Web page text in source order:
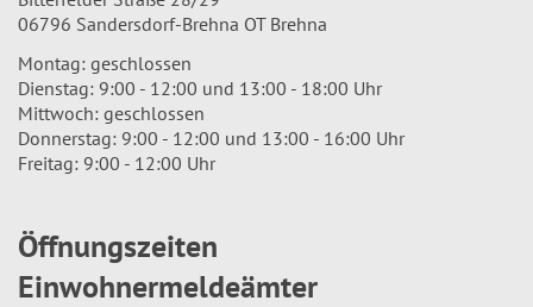
06796 Sandersdorf-Brehna OT Brehna
Montag: geschlossen
Dienstag: 9:00 - 12:00 und 13:00 - 18:00 Uhr
Mittwoch: geschlossen
Donnerstag: 9:00 - 12:00 und 13:00 - 16:00 Uhr
Freitag: 9:00 - 12:00 Uhr
Öffnungszeiten
Einwohnermeldeämter